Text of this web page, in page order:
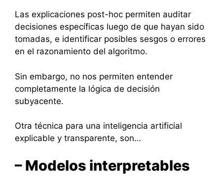
Las explicaciones post-hoc permiten auditar
decisiones específicas luego de que hayan sido
tomadas, e identificar posibles sesgos o errores
en el razonamiento del algoritmo.
Sin embargo, no nos permiten entender
completamente la lógica de decisión
subyacente.
Otra técnica para una inteligencia artificial
explicable y transparente, son…
– Modelos interpretables